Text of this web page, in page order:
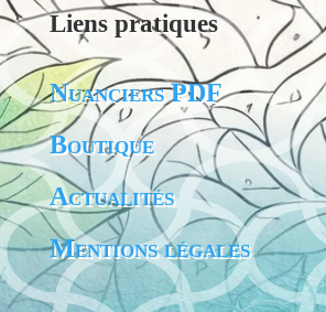
Liens pratiques
Nuanciers PDF
Boutique
Actualités
Mentions légales